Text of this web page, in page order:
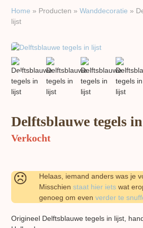
Home » Producten »Wand​decoratie »
lijst
previous
slide
next
slide
Delftsblauwe tegels
Verkocht
Helaas, iemand anders was je
Misschienstaat hier iets wat
genoeg om evenverder te
Origineel Delftsblauwe tegels in lijst,